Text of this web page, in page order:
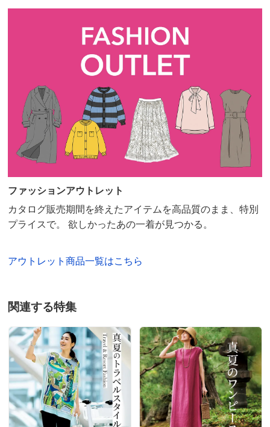
ファッションアウトレット
カタログ販売期間を終えたアイテムを高品質のまま、特別
プライスで。 欲しかったあの一着が見つかる。
アウトレット商品一覧はこちら
関連する特集